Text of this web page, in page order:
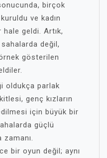
birçok
ve kadın
geldi. Artık,
değil,
gösterilen
oldukça parlak
genç kızların
için büyük bir
güçlü
zamanı.
bir oyun değil; aynı